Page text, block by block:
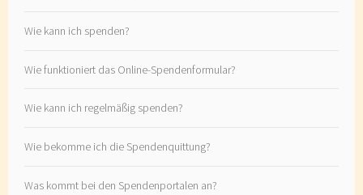
Wie kann ich spenden?
Wie funktioniert das Online-Spendenformular?
Wie kann ich regelmäßig spenden?
Wie bekomme ich die Spendenquittung?
Was kommt bei den Spendenportalen an?